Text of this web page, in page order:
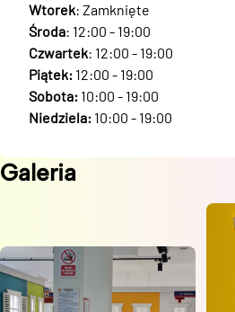
Wtorek: Zamknięte
Środa: 12:00 - 19:00
Czwartek: 12:00 - 19:00
Piątek: 12:00 - 19:00
Sobota: 10:00 - 19:00
Niedziela: 10:00 - 19:00
Galeria